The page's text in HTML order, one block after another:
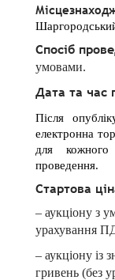
Спосіб
умовами.
Дата та час
Після
електронна
для кожного
проведення.
Стартова
– аукціону з
урахування
– аукціону із
гривень (без